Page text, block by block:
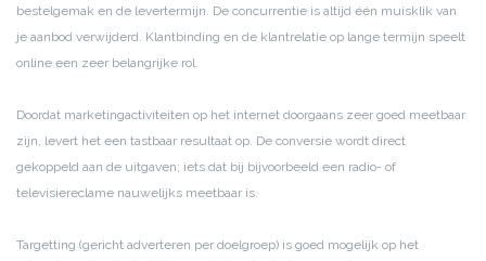
bestelgemak en de levertermijn. De concurrentie is altijd één muisklik van
je aanbod verwijderd. Klantbinding en de klantrelatie op lange termijn speelt
online een zeer belangrijke rol.
Doordat marketingactiviteiten op het internet doorgaans zeer goed meetbaar
zijn, levert het een tastbaar resultaat op. De conversie wordt direct
gekoppeld aan de uitgaven; iets dat bij bijvoorbeeld een radio- of
televisiereclame nauwelijks meetbaar is.
Targetting (gericht adverteren per doelgroep) is goed mogelijk op het